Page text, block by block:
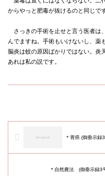
からやっと肥毒が抜けるのと同じで
さっきの手術を止せと言う医者は
んでますね。手術もいけないし、薬
脳炎は蚊の原因ばかりではない。炎
あれは私の説です。
＊胃癌 (御垂示
＊自然農法 (御垂示録3